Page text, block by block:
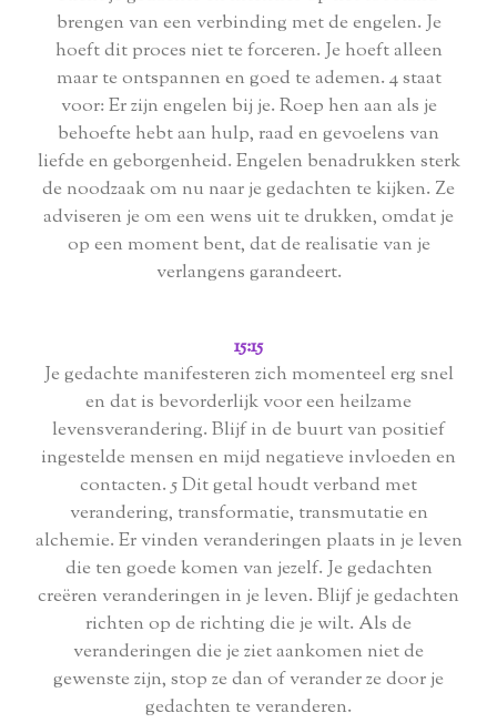
brengen van een verbinding met de engelen. Je
hoeft dit proces niet te forceren. Je hoeft alleen
maar te ontspannen en goed te ademen. 4 staat
voor: Er zijn engelen bij je. Roep hen aan als je
behoefte hebt aan hulp, raad en gevoelens van
liefde en geborgenheid. Engelen benadrukken sterk
de noodzaak om nu naar je gedachten te kijken. Ze
adviseren je om een ​​wens uit te drukken, omdat je
op een moment bent, dat de realisatie van je
verlangens garandeert.
15:15
Je gedachte manifesteren zich momenteel erg snel
en dat is bevorderlijk voor een heilzame
levensverandering. Blijf in de buurt van positief
ingestelde mensen en mijd negatieve invloeden en
contacten. 5 Dit getal houdt verband met
verandering, transformatie, transmutatie en
alchemie. Er vinden veranderingen plaats in je leven
die ten goede komen van jezelf. Je gedachten
creëren veranderingen in je leven. Blijf je gedachten
richten op de richting die je wilt. Als de
veranderingen die je ziet aankomen niet de
gewenste zijn, stop ze dan of verander ze door je
gedachten te veranderen.